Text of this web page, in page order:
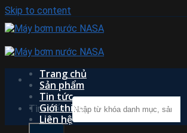
Skip to content
Tìm kiếm:
Trang chủ
Sản phẩm
Tin tức
Giới thiệu
Liên hệ